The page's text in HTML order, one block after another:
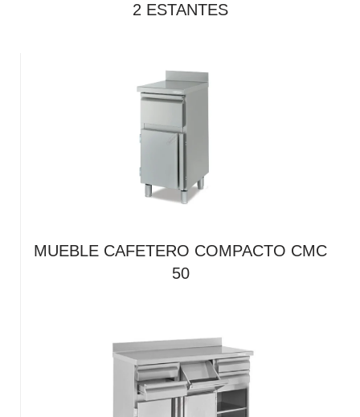
2 ESTANTES
MUEBLE CAFETERO COMPACTO CMC
50